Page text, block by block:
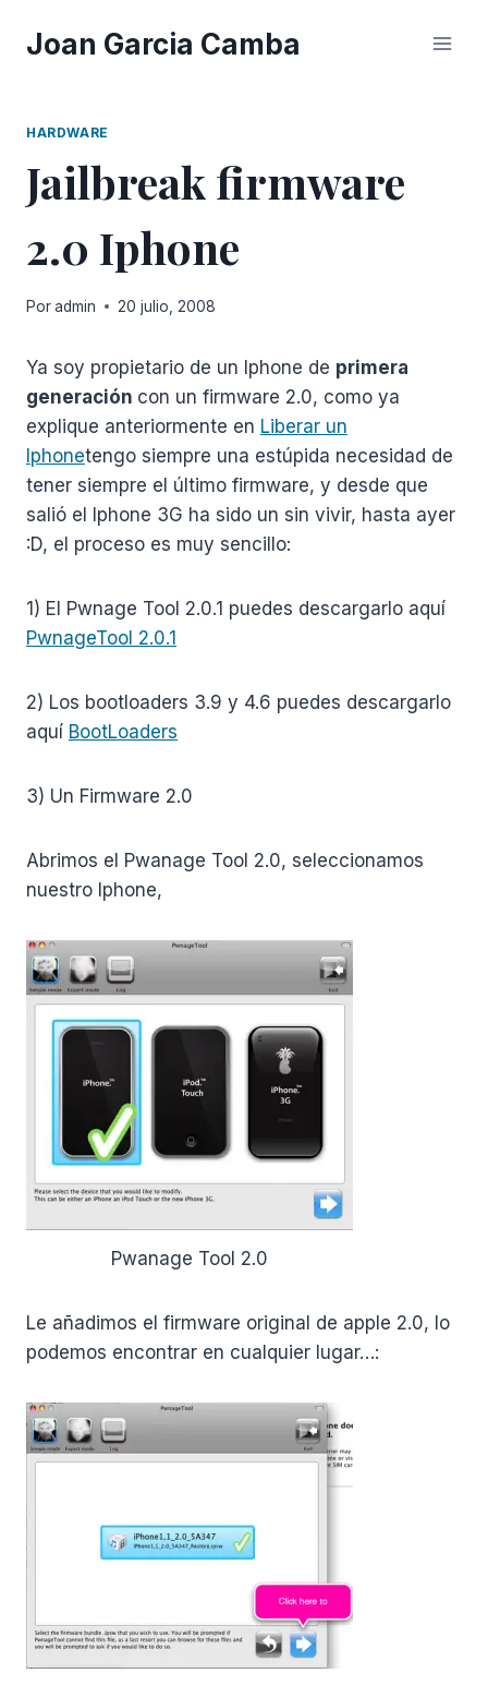
Joan Garcia Camba
HARDWARE
Jailbreak firmware
2.0 Iphone
Poradmin 20 julio, 2008
Ya soy propietario de un Iphone de primera
generación con un firmware 2.0, como ya
explique anteriormente en Liberar un
Iphonetengo siempre una estúpida necesidad de
tener siempre el último firmware, y desde que
salió el Iphone 3G ha sido un sin vivir, hasta ayer
:D, el proceso es muy sencillo:
1) El Pwnage Tool 2.0.1 puedes descargarlo aquí
PwnageTool 2.0.1
2) Los bootloaders 3.9 y 4.6 puedes descargarlo
aquí BootLoaders
3) Un Firmware 2.0
Abrimos el Pwanage Tool 2.0, seleccionamos
nuestro Iphone,
Pwanage Tool 2.0
Le añadimos el firmware original de apple 2.0, lo
podemos encontrar en cualquier lugar…: